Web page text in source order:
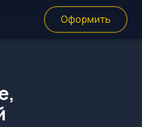
Оформить